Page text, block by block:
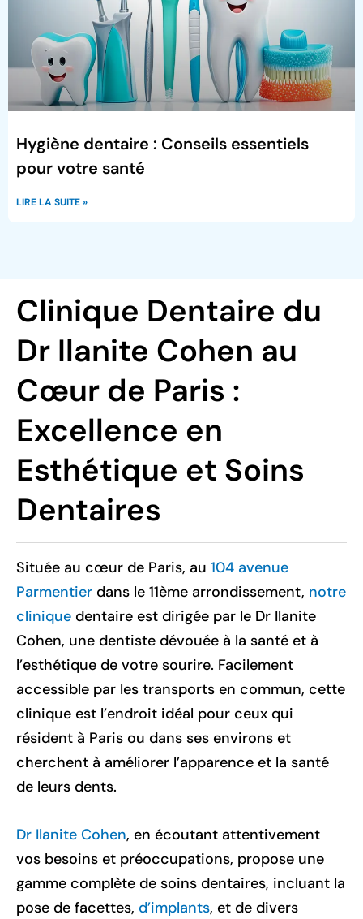
Hygiène dentaire : Conseils essentiels
pour votre santé
LIRE LA SUITE »
Clinique Dentaire du
Dr Ilanite Cohen au
Cœur de Paris :
Excellence en
Esthétique et Soins
Dentaires
Située au cœur de Paris, au 104 avenue
Parmentier dans le 11ème arrondissement, notre
clinique dentaire est dirigée par le Dr Ilanite
Cohen, une dentiste dévouée à la santé et à
l’esthétique de votre sourire. Facilement
accessible par les transports en commun, cette
clinique est l’endroit idéal pour ceux qui
résident à Paris ou dans ses environs et
cherchent à améliorer l’apparence et la santé
de leurs dents.
Dr Ilanite Cohen, en écoutant attentivement
vos besoins et préoccupations, propose une
gamme complète de soins dentaires, incluant la
pose de facettes, d’implants, et de divers